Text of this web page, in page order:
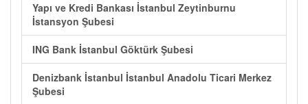
Yapı ve Kredi Bankası İstanbul Zeytinburnu
İstansyon Şubesi
ING Bank İstanbul Göktürk Şubesi
Denizbank İstanbul İstanbul Anadolu Ticari Merkez
Şubesi